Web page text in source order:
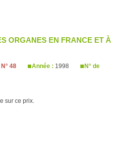
ORGANES EN FRANCE ET À
48 Année : 1998
N° de
sur ce prix.